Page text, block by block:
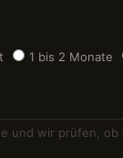
1 bis 2 Monate